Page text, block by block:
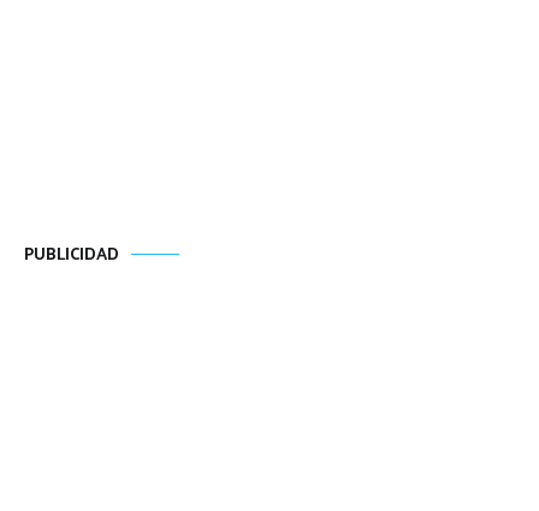
PUBLICIDAD